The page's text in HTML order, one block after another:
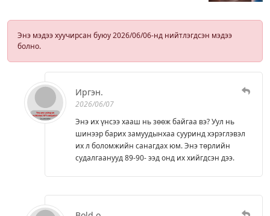
Энэ мэдээ хуучирсан буюу 2026/06/06-нд нийтлэгдсэн мэдээ
болно.
Иргэн.
2026/06/07
Энэ их үнсээ хааш нь зөөж байгаа вэ? Уул нь
шинээр барих замуудынхаа сууринд хэрэглэвэл
их л боломжийн санагдах юм. Энэ төрлийн
судалгаанууд 89-90- ээд онд их хийгдсэн дээ.